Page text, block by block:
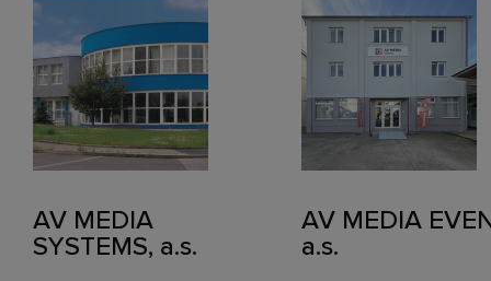
AV MEDIA
SYSTEMS, a.s.
AV MEDIA
a.s.